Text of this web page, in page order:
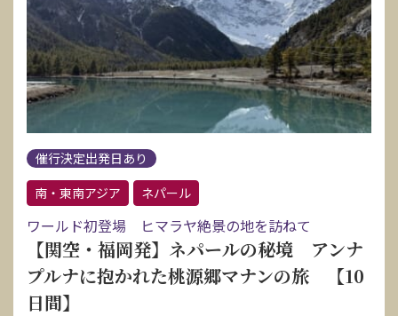
催行決定出発日あり
南・東南アジア
ネパール
ワールド初登場 ヒマラヤ絶景の地を訪ねて
【関空・福岡発】ネパールの秘境 アンナ
プルナに抱かれた桃源郷マナンの旅 【10
日間】